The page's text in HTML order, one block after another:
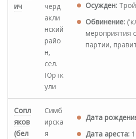
ич
черд
акли
нский
райо
н,
сел.
Юртк
ули
Осужден:
Обвинение:
мероприятия
партии,
Сопл
яков
(бел
Симб
ирска
я
Дата
Дата ареста: